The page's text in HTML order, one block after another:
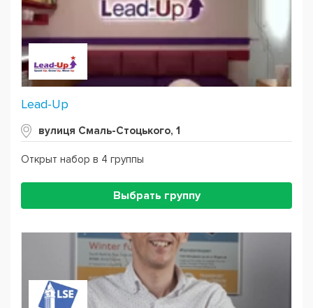
Lead-Up
вулиця Смаль-Стоцького, 1
Открыт набор в 4 группы
Выбрать группу